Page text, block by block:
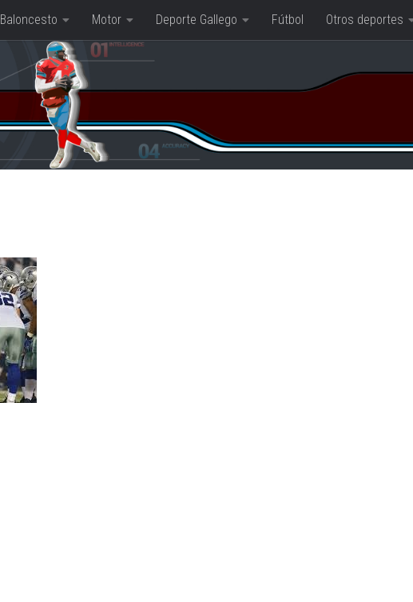
Baloncesto Motor Deporte Gallego Fútbol Otros deportes